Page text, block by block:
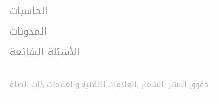
الحاسبات
المدونات
الأسئلة الشائعة
حقوق النشر ،الشعار ،العلامات التقنية والعلامات ذات الصلة